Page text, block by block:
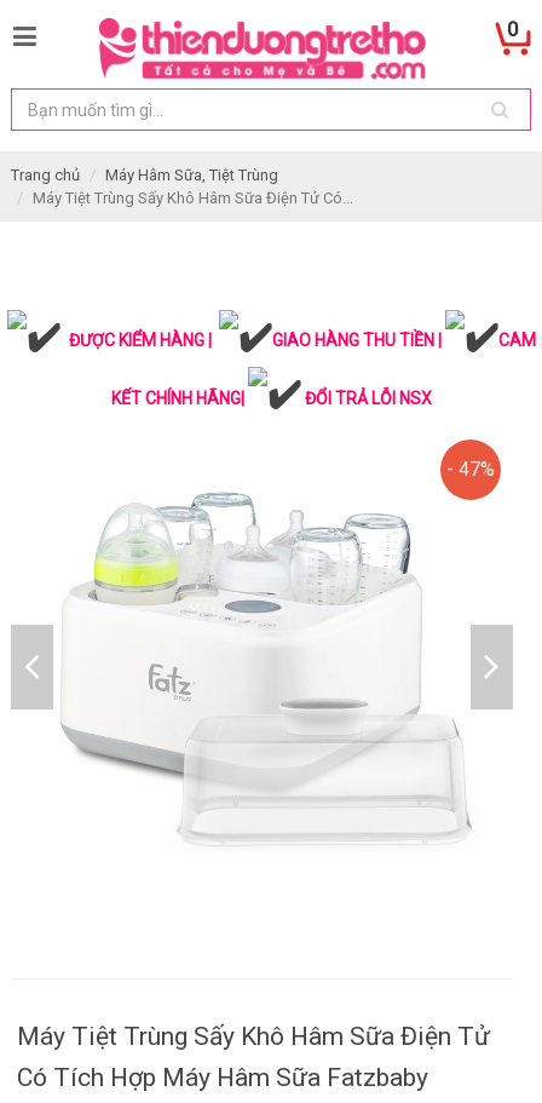
0
Trang chủ
Máy Hâm Sữa, Tiệt Trùng
Máy Tiệt Trùng Sấy Khô Hâm Sữa Điện Tử Có...
ĐƯỢC KIỂM HÀNG | GIAO HÀNG THU TIỀN | CAM
KẾT CHÍNH HÃNG| ĐỔI TRẢ LỖI NSX
- 47%
Máy Tiệt Trùng Sấy Khô Hâm Sữa Điện Tử
Có Tích Hợp Máy Hâm Sữa Fatzbaby